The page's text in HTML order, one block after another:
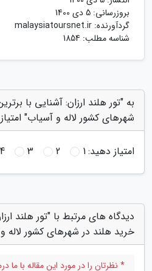
بروزرسانی: 5 دی 1400
گردآورنده: malaysiatoursnet.ir
شناسه مطلب: 1854
به "تور هلند ارزان: آشنایی با
شهرهای کشور لاله و آسیاب"
امتیاز دهید:1
2
3
4
دیدگاه های مرتبط با "تور هلند
خرید هلند در شهرهای کشور لاله
* نظرتان را در مورد این مقاله با ما